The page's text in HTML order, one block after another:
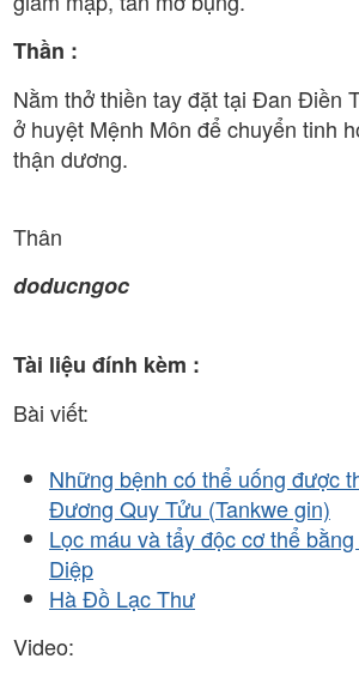
Thần :
Nằm thở thiền tay đặt tại Đan Điền
ở huyệt Mệnh Môn để chuyển tinh
thận dương.
Thân
doducngoc
Tài liệu đính kèm :
Bài viết:
Những bệnh có thể uống được
Đương Quy Tửu (Tankwe gin)
Lọc máu và tẩy độc cơ thể
Diệp
Hà Đồ Lạc Thư
Video: